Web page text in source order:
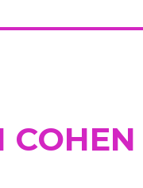
COHEN